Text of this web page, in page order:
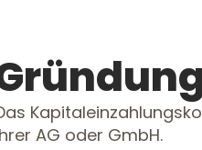
AG oder GmbH.